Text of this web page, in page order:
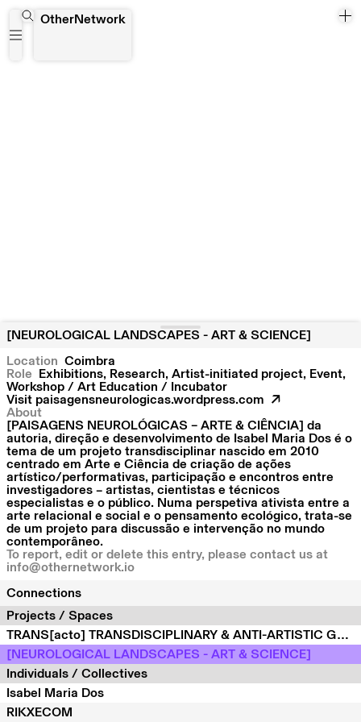
OtherNetwork
[NEUROLOGICAL LANDSCAPES - ART & SCIENCE]
Location Coimbra
Role
Exhibitions, Research, Artist-initiated project, Event,
Workshop / Art Education / Incubator
Visit paisagensneurologicas.wordpress.com
About
[PAISAGENS NEUROLÓGICAS – ARTE & CIÊNCIA] da
autoria, direção e desenvolvimento de Isabel Maria Dos é o
tema de um projeto transdisciplinar nascido em 2010
centrado em Arte e Ciência de criação de ações
artístico/performativas, participação e encontros entre
investigadores – artistas, cientistas e técnicos
especialistas e o público. Numa perspetiva ativista entre a
arte relacional e social e o pensamento ecológico, trata-se
de um projeto para discussão e intervenção no mundo
contemporâneo.
To report, edit or delete this entry, please contact us at
info@othernetwork.io
Connections
Projects / Spaces
TRANS[acto] TRANSDISCIPLINARY & ANTI-ARTISTIC GLOBAL PROJECT
[NEUROLOGICAL LANDSCAPES - ART & SCIENCE]
Individuals / Collectives
Isabel Maria Dos
RIKXECOM